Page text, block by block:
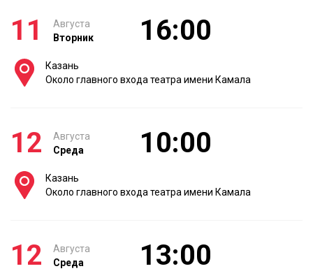
11
Августа
Вторник
16:00
Казань
Около главного входа театра имени Камала
12
Августа
Среда
10:00
Казань
Около главного входа театра имени Камала
12
Августа
Среда
13:00